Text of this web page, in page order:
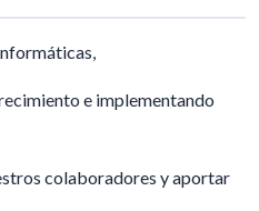
e implementando
colaboradores y aportar